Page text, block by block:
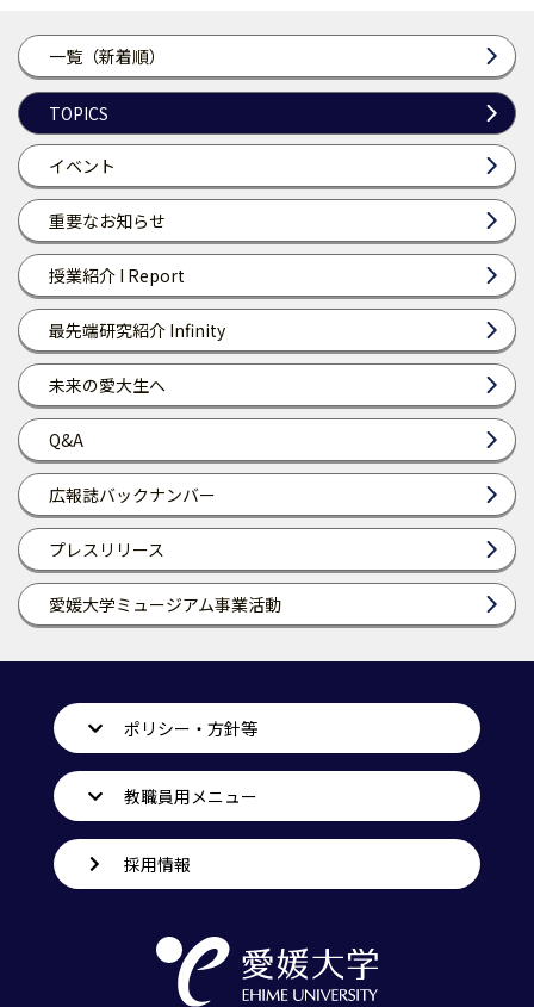
一覧（新着順）
TOPICS
イベント
重要なお知らせ
授業紹介 I Report
最先端研究紹介 Infinity
未来の愛大生へ
Q&A
広報誌バックナンバー
プレスリリース
愛媛大学ミュージアム事業活動
ポリシー・方針等
教職員用メニュー
採用情報